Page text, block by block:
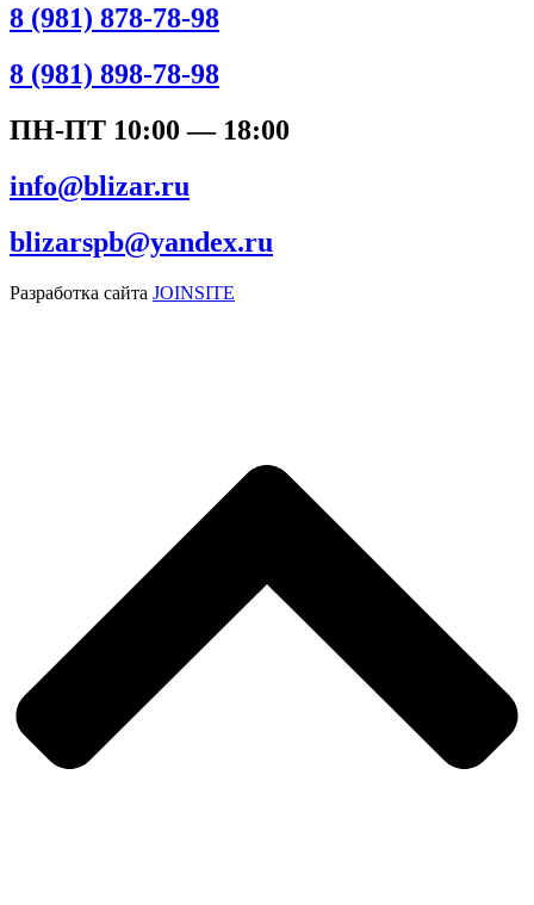
8 (981) 878-78-98
8 (981) 898-78-98
ПН-ПТ 10:00 — 18:00
info@blizar.ru
blizarspb@yandex.ru
Разработка сайта JOINSITE